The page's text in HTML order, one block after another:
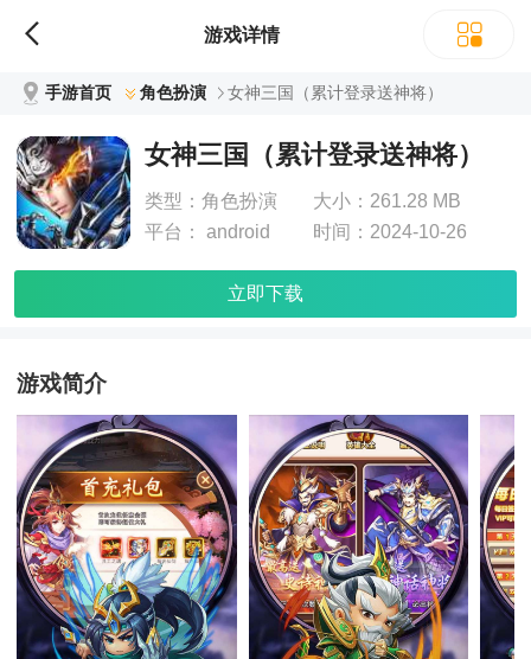
游戏详情
手游首页 角色扮演 女神三国（累计登录送神将）
女神三国（累计登录送神将）
类型： 角色扮演 大小： 261.28 MB
平台：
android 时间： 2024-10-26
立即下载
游戏简介